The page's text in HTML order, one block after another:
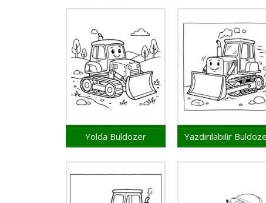
Yolda Buldozer Yazdırılabilir